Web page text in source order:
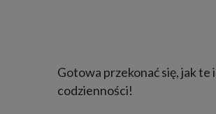
Gotowa przekonać się, jak te
codzienności!